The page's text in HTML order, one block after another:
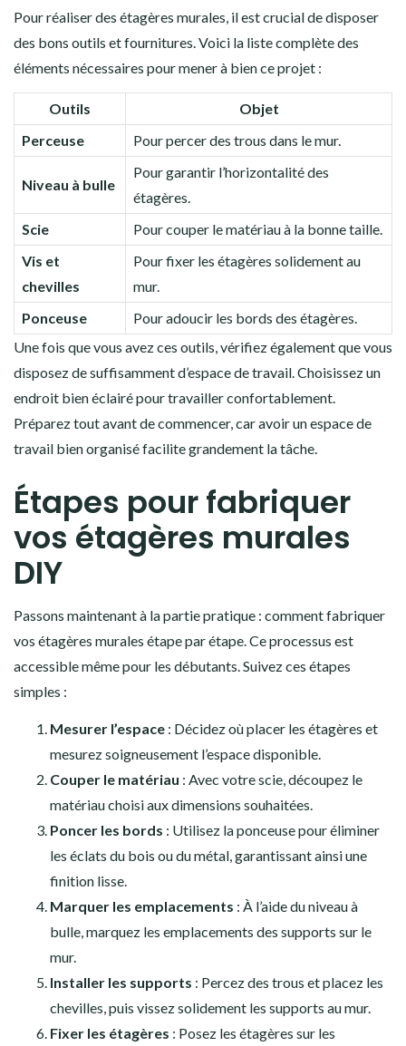
Pour réaliser des étagères murales, il est crucial de disposer
des bons outils et fournitures. Voici la liste complète des
éléments nécessaires pour mener à bien ce projet :
Outils
Objet
Perceuse
Pour percer des trous dans le mur.
Niveau à bulle
Pour garantir l’horizontalité des
étagères.
Scie
Pour couper le matériau à la bonne taille.
Vis et
chevilles
Pour fixer les étagères solidement au
mur.
Ponceuse
Pour adoucir les bords des étagères.
Une fois que vous avez ces outils, vérifiez également que vous
disposez de suffisamment d’espace de travail. Choisissez un
endroit bien éclairé pour travailler confortablement.
Préparez tout avant de commencer, car avoir un espace de
travail bien organisé facilite grandement la tâche.
Étapes pour fabriquer
vos étagères murales
DIY
Passons maintenant à la partie pratique : comment fabriquer
vos étagères murales étape par étape. Ce processus est
accessible même pour les débutants. Suivez ces étapes
simples :
Mesurer l’espace : Décidez où placer les étagères et
mesurez soigneusement l’espace disponible.
Couper le matériau : Avec votre scie, découpez le
matériau choisi aux dimensions souhaitées.
Poncer les bords : Utilisez la ponceuse pour éliminer
les éclats du bois ou du métal, garantissant ainsi une
finition lisse.
Marquer les emplacements : À l’aide du niveau à
bulle, marquez les emplacements des supports sur le
mur.
Installer les supports : Percez des trous et placez les
chevilles, puis vissez solidement les supports au mur.
Fixer les étagères : Posez les étagères sur les